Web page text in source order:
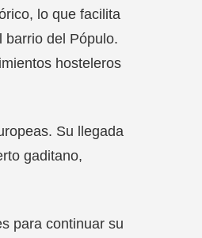
lo que facilita
barrio del Pópulo.
hosteleros
Su llegada
gaditano,
para continuar su